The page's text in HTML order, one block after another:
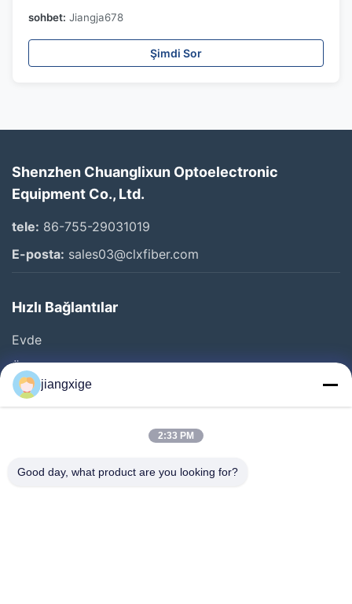
sohbet: Jiangja678
Şimdi Sor
Shenzhen Chuanglixun Optoelectronic
Equipment Co., Ltd.
tele: 86-755-29031019
E-posta: sales03@clxfiber.com
Hızlı Bağlantılar
Evde
Ürün
Bizim Hakkımızda
Bizimle İletişim
jiangxige
2:33 PM
Good day, what product are you looking for?